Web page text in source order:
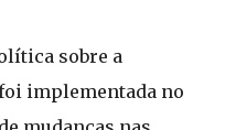
sobre a
implementada no